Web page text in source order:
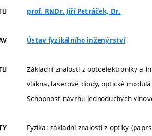
prof. RNDr. Jiří Petráček, Dr.
Ústav fyzikálního inženýrství
Základní znalosti z optoelektroniky a
vlákna, laserové diody, optické
Schopnost návrhu jednoduchých
Fyzika: základní znalosti z optiky